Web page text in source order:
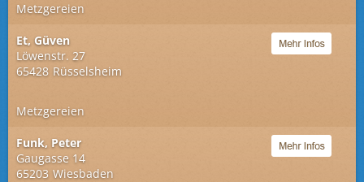
Metzgereien
Et, Güven
Löwenstr. 27
65428 Rüsselsheim
Metzgereien
Funk, Peter
Gaugasse 14
65203 Wiesbaden